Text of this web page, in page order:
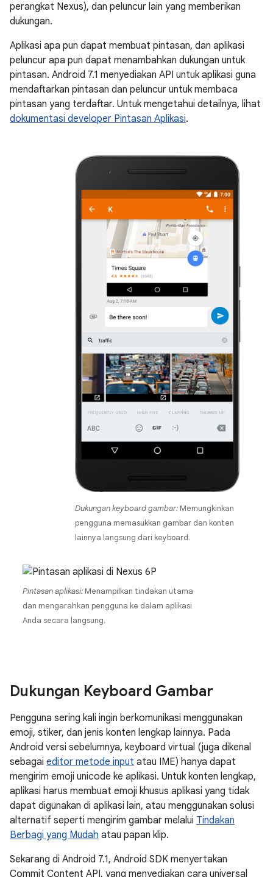
perangkat Nexus), dan peluncur lain yang memberikan
dukungan.
Aplikasi apa pun dapat membuat pintasan, dan aplikasi
peluncur apa pun dapat menambahkan dukungan untuk
pintasan. Android 7.1 menyediakan API untuk aplikasi guna
mendaftarkan pintasan dan peluncur untuk membaca
pintasan yang terdaftar. Untuk mengetahui detailnya, lihat
dokumentasi developer Pintasan Aplikasi.
Dukungan keyboard gambar: Memungkinkan
pengguna memasukkan gambar dan konten
lainnya langsung dari keyboard.
Pintasan aplikasi:Menampilkan tindakan utama
dan mengarahkan pengguna ke dalam aplikasi
Anda secara langsung.
Dukungan Keyboard Gambar
Pengguna sering kali ingin berkomunikasi menggunakan
emoji, stiker, dan jenis konten lengkap lainnya. Pada
Android versi sebelumnya, keyboard virtual (juga dikenal
sebagai editor metode input atau IME) hanya dapat
mengirim emoji unicode ke aplikasi. Untuk konten lengkap,
aplikasi harus membuat emoji khusus aplikasi yang tidak
dapat digunakan di aplikasi lain, atau menggunakan solusi
alternatif seperti mengirim gambar melalui Tindakan
Berbagi yang Mudah atau papan klip.
Sekarang di Android 7.1, Android SDK menyertakan
Commit Content API, yang menyediakan cara universal